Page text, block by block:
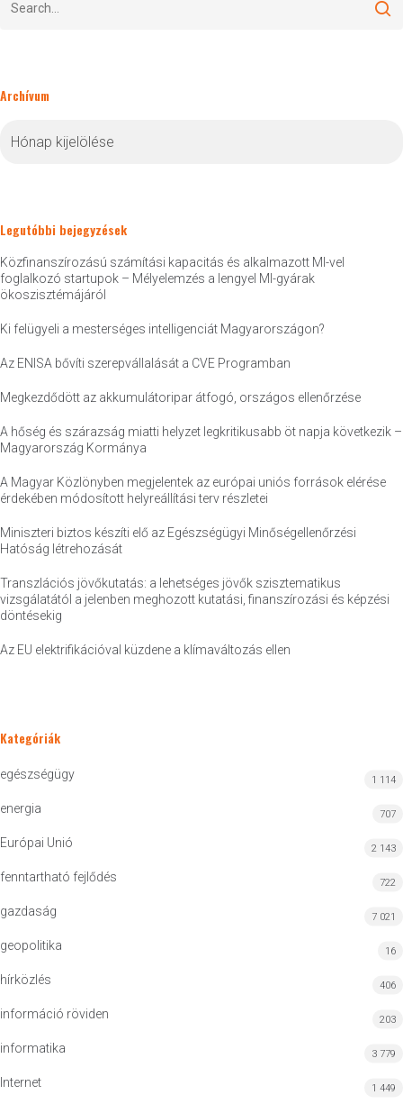
Archívum
Legutóbbi bejegyzések
Közfinanszírozású számítási kapacitás és alkalmazott MI-vel
foglalkozó startupok – Mélyelemzés a lengyel MI-gyárak
ökoszisztémájáról
Ki felügyeli a mesterséges intelligenciát Magyarországon?
Az ENISA bővíti szerepvállalását a CVE Programban
Megkezdődött az akkumulátoripar átfogó, országos ellenőrzése
A hőség és szárazság miatti helyzet legkritikusabb öt napja következik –
Magyarország Kormánya
A Magyar Közlönyben megjelentek az európai uniós források elérése
érdekében módosított helyreállítási terv részletei
Miniszteri biztos készíti elő az Egészségügyi Minőségellenőrzési
Hatóság létrehozását
Transzlációs jövőkutatás: a lehetséges jövők szisztematikus
vizsgálatától a jelenben meghozott kutatási, finanszírozási és képzési
döntésekig
Az EU elektrifikációval küzdene a klímaváltozás ellen
Kategóriák
egészségügy 1 114
energia 707
Európai Unió 2 143
fenntartható fejlődés 722
gazdaság 7 021
geopolitika 16
hírközlés 406
információ röviden 203
informatika 3 779
Internet 1 449